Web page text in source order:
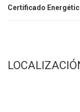
Certificado